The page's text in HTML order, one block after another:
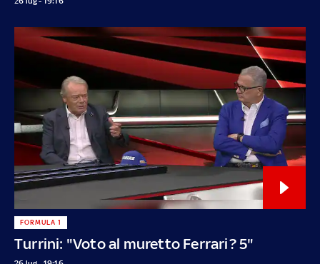
Turrini: "Voto al muretto Ferrari? 5"
FORMULA 1